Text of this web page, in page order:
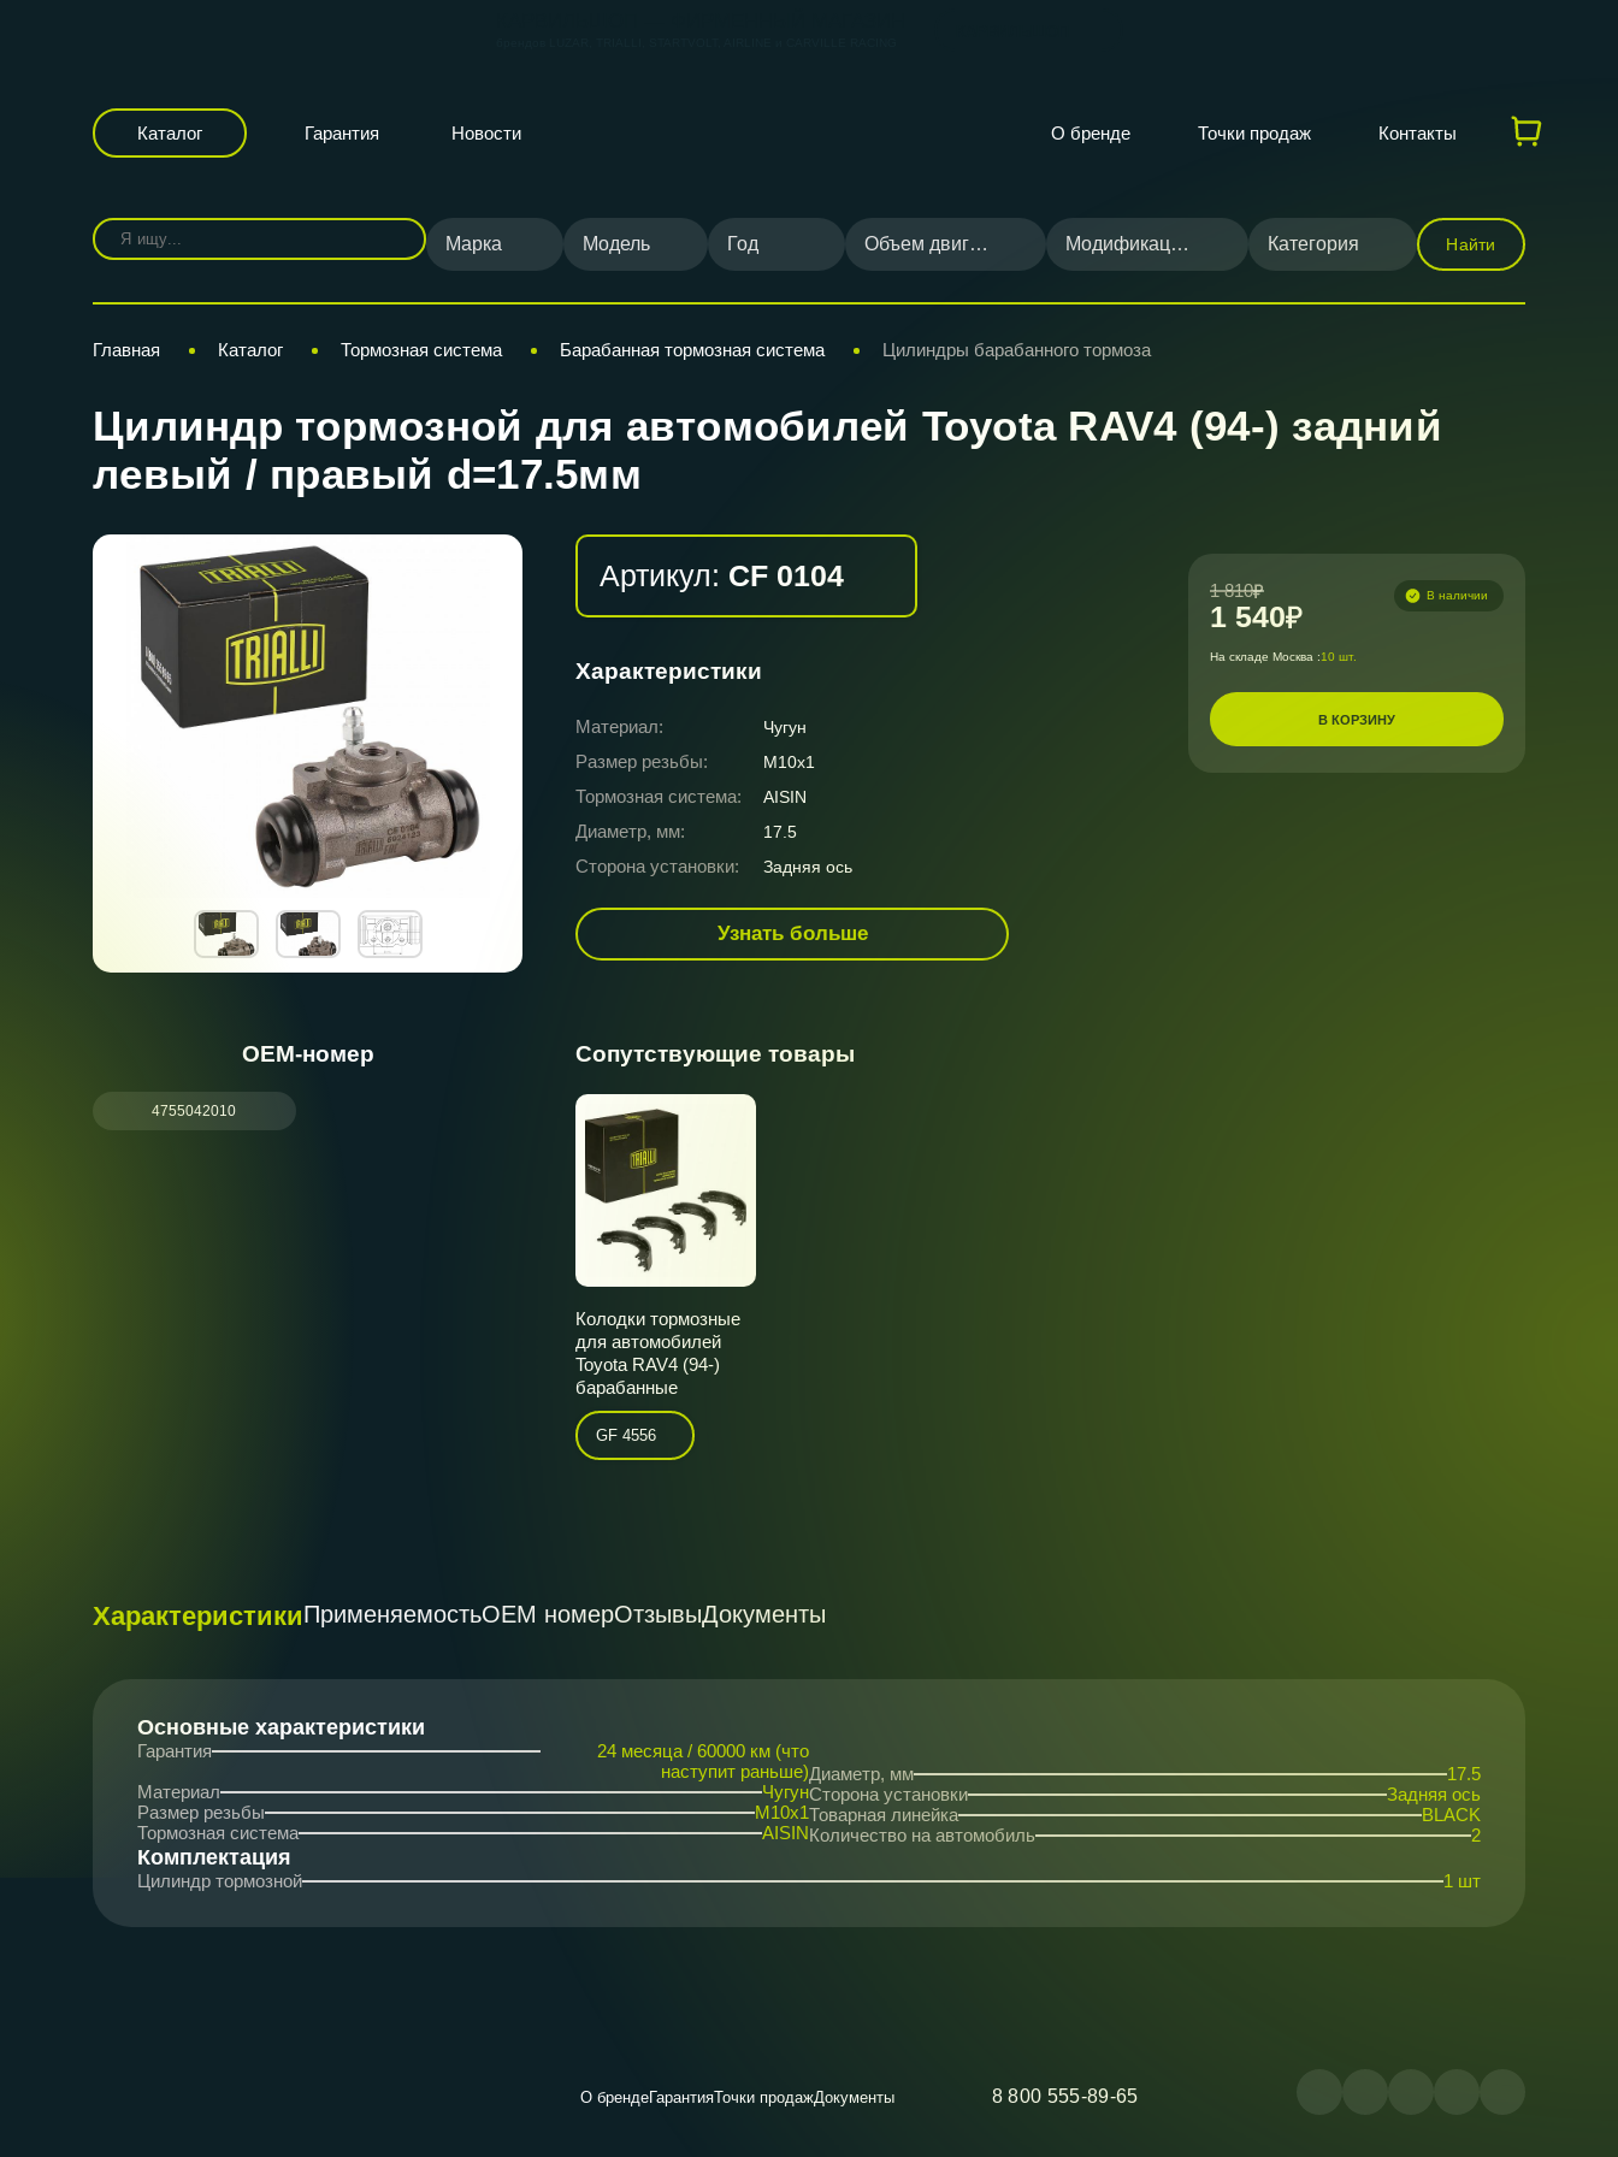
Каталог Гарантия Новости О бренде Точки продаж Контакты
Марка Модель Год Объем двигателя Модификация Категория Найти
Главная Каталог Тормозная система Барабанная тормозная система Цилиндры барабанного тормоза
Цилиндр тормозной для автомобилей Toyota RAV4 (94-) задний
левый / правый d=17.5мм
Артикул: CF 0104
Характеристики
Материал: Чугун
Размер резьбы: M10x1
Тормозная система: AISIN
Диаметр, мм: 17.5
Сторона установки: Задняя ось
Узнать больше
1 810
1 540
В наличии
На складе Москва :10 шт.
В КОРЗИНУ
ОЕМ-номер
4755042010
Сопутствующие товары
Колодки тормозные
для автомобилей
Toyota RAV4 (94-)
барабанные
GF 4556
ХарактеристикиПрименяемостьОЕМ номерОтзывыДокументы
Основные характеристики
Гарантия
24 месяца / 60000 км (что
наступит раньше)
Материал
Чугун
Размер резьбы
M10x1
Тормозная система
AISIN
Диаметр, мм
17.5
Сторона установки
Задняя ось
Товарная линейка
BLACK
Количество на автомобиль
2
Комплектация
Цилиндр тормозной 1 шт
О брендеГарантияТочки продажДокументы 8 800 555-89-65